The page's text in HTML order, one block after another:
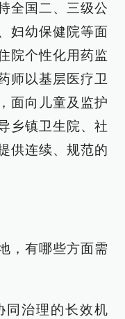
全国二、三级公
妇幼保健院等面
院个性化用药监
师以基层医疗卫
面向儿童及监护
乡镇卫生院、社
供连续、规范的
，有哪些方面需
同治理的长效机